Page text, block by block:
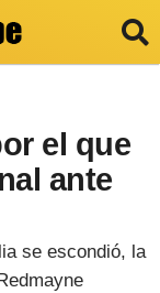
el que
ante
se escondió, la